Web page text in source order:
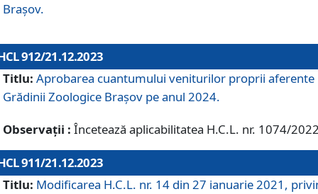
Brașov.
912/21.12.2023
Titlu: Aprobarea cuantumului veniturilor proprii aferente
Grădinii Zoologice Braşov pe anul 2024.
Observații : Încetează aplicabilitatea H.C.L. nr. 1074/
911/21.12.2023
Titlu: Modificarea H.C.L. nr. 14 din 27 ianuarie 2021,